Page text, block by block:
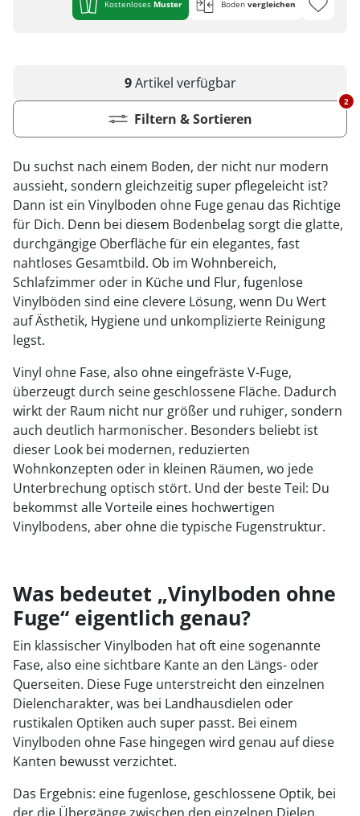
Kostenloses Muster Boden vergleichen
9Artikel verfügbar
Filtern & Sortieren
2
Du suchst nach einem Boden, der nicht nur modern
aussieht, sondern gleichzeitig super pflegeleicht ist?
Dann ist ein Vinylboden ohne Fuge genau das Richtige
für Dich. Denn bei diesem Bodenbelag sorgt die glatte,
durchgängige Oberfläche für ein elegantes, fast
nahtloses Gesamtbild. Ob im Wohnbereich,
Schlafzimmer oder in Küche und Flur, fugenlose
Vinylböden sind eine clevere Lösung, wenn Du Wert
auf Ästhetik, Hygiene und unkomplizierte Reinigung
legst.
Vinyl ohne Fase, also ohne eingefräste V-Fuge,
überzeugt durch seine geschlossene Fläche. Dadurch
wirkt der Raum nicht nur größer und ruhiger, sondern
auch deutlich harmonischer. Besonders beliebt ist
dieser Look bei modernen, reduzierten
Wohnkonzepten oder in kleinen Räumen, wo jede
Unterbrechung optisch stört. Und der beste Teil: Du
bekommst alle Vorteile eines hochwertigen
Vinylbodens, aber ohne die typische Fugenstruktur.
Was bedeutet „Vinylboden ohne
Fuge“ eigentlich genau?
Ein klassischer Vinylboden hat oft eine sogenannte
Fase, also eine sichtbare Kante an den Längs- oder
Querseiten. Diese Fuge unterstreicht den einzelnen
Dielencharakter, was bei Landhausdielen oder
rustikalen Optiken auch super passt. Bei einem
Vinylboden ohne Fase hingegen wird genau auf diese
Kanten bewusst verzichtet.
Das Ergebnis: eine fugenlose, geschlossene Optik, bei
der die Übergänge zwischen den einzelnen Dielen